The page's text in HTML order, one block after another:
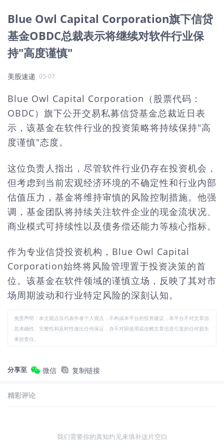
Blue Owl Capital Corporation旗下信贷
基金OBDC总裁表示将继续对软件行业保
持"高度谨慎"
美股速递 05-07
Blue Owl Capital Corporation（股票代码：
OBDC）旗下公开交易私募信贷基金总裁近日表
示，该基金在软件行业的投资策略将持续保持"高
度谨慎"态度。
这位负责人指出，尽管软件行业仍存在投资机会，
但考虑到当前宏观经济环境的不确定性和行业内部
估值压力，基金将维持审慎的风险控制措施。他强
调，基金团队将持续关注软件企业的现金流状况、
商业模式可持续性以及债务偿还能力等核心指标。
作为专业信贷投资机构，Blue Owl Capital
Corporation始终将风险管理置于投资决策的首
位。该基金在软件领域的谨慎立场，反映了其对市
场周期波动和行业特定风险的深刻认知。
免责声明：本文观点仅代表作者个人观点，不构成本平台的投资建议，本平台不对文章信
息准确性、完整性和及时性做出任何保证，亦不对因使用或信赖文章信息引发的任何损失
承担责任。
分享至 微信 复制链接
精彩评论
我们需要你的真知灼见来填补这片空白